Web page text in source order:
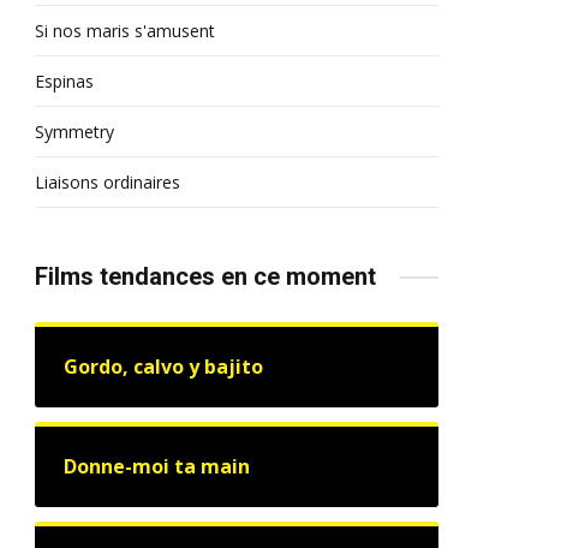
Si nos maris s'amusent
Espinas
Symmetry
Liaisons ordinaires
Films tendances en ce moment
Gordo, calvo y bajito
Donne-moi ta main